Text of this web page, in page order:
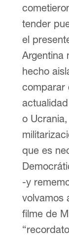
tender
el
Argentina
hecho
comparar
o
que es
-y
volvamos
filme de